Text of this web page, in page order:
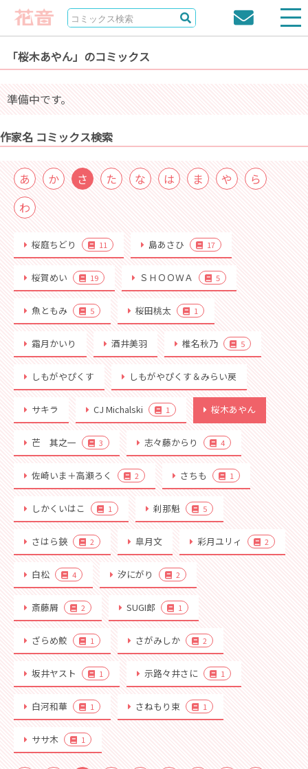
「桜木あやん」のコミックス
準備中です。
作家名 コミックス検索
あ か さ た な は ま や
ら
わ
桜庭ちどり 11 島あさひ 17
桜賀めい 19 ＳＨＯＯＷＡ 5
魚ともみ 5 桜田桃太 1
霜月かいり 酒井美羽 椎名秋乃 5
しもがやぴくす しもがやぴくす＆みらい戻
サキラ CJ Michalski 1 桜木あやん
芒 其之一 3 志々藤からり 4
佐崎いま＋高瀬ろく 2 さちも 1
しかくいはこ 1 刹那魁 5
さはら鋏 2 皐月文 彩月ユリィ 2
白松 4 汐にがり 2
斎藤屑 2 SUGI郎 1
ざらめ鮫 1 さがみしか 2
坂井ヤスト 1 示路々井さに 1
白河和華 1 さねもり束 1
ササ木 1